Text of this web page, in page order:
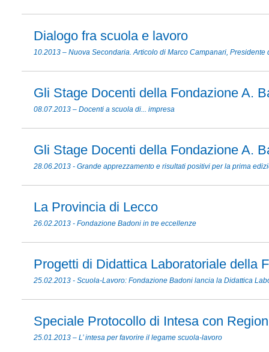
Dialogo fra scuola e lavoro
10.2013 – Nuova Secondaria. Articolo di Marco Campanari, Presidente
Gli Stage Docenti della Fondazione A.
08.07.2013 – Docenti a scuola di... impresa
Gli Stage Docenti della Fondazione A.
28.06.2013 - Grande apprezzamento e risultati positivi per la prima
La Provincia di Lecco
26.02.2013 - Fondazione Badoni in tre eccellenze
Progetti di Didattica Laboratoriale della
25.02.2013 - Scuola-Lavoro: Fondazione Badoni lancia la Didattica
Speciale Protocollo di Intesa con
25.01.2013 – L’ intesa per favorire il legame scuola-lavoro